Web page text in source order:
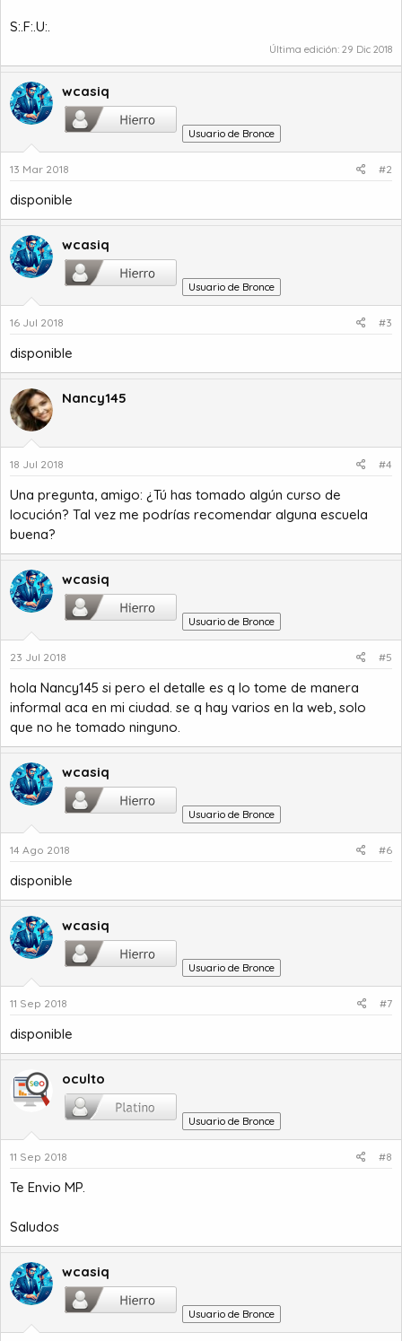
S:.F:.U:.
Última edición: 29 Dic 2018
wcasiq
Usuario de Bronce
13 Mar 2018 #2
disponible
wcasiq
Usuario de Bronce
16 Jul 2018 #3
disponible
Nancy145
18 Jul 2018 #4
Una pregunta, amigo: ¿Tú has tomado algún curso de
locución? Tal vez me podrías recomendar alguna escuela
buena?
wcasiq
Usuario de Bronce
23 Jul 2018 #5
hola Nancy145 si pero el detalle es q lo tome de manera
informal aca en mi ciudad. se q hay varios en la web, solo
que no he tomado ninguno.
wcasiq
Usuario de Bronce
14 Ago 2018 #6
disponible
wcasiq
Usuario de Bronce
11 Sep 2018 #7
disponible
oculto
Usuario de Bronce
11 Sep 2018 #8
Te Envio MP.
Saludos
wcasiq
Usuario de Bronce